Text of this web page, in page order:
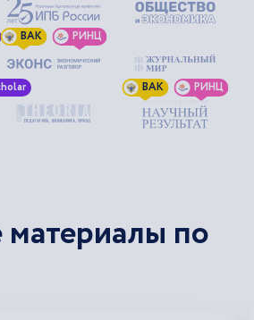
ВАК РИНЦ
ВАК РИНЦ
по